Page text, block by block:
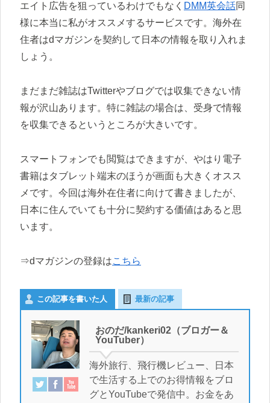
エイト広告を狙っているわけでもなく DMM英会話同
様に本当に私がオススメするサービスです。海外在
住者はdマガジンを契約して日本の情報を取り入れま
しょう。
まだまだ雑誌はTwitterやブログでは収集できない情
報が沢山あります。特に雑誌の場合は、受身で情報
を収集できるというところが大きいです。
スマートフォンでも閲覧はできますが、やはり電子
書籍はタブレット端末のほうが画面も大きくオスス
メです。今回は海外在住者に向けて書きましたが、
日本に住んでいても十分に契約する価値はあると思
います。
⇒dマガジンの登録はこちら
この記事を書いた人 最新の記事
おのだ/kankeri02（ブロガー＆
YouTuber）
海外旅行、飛行機レビュー、日本
で生活する上でのお得情報をブロ
グとYouTubeで発信中。お金をあ